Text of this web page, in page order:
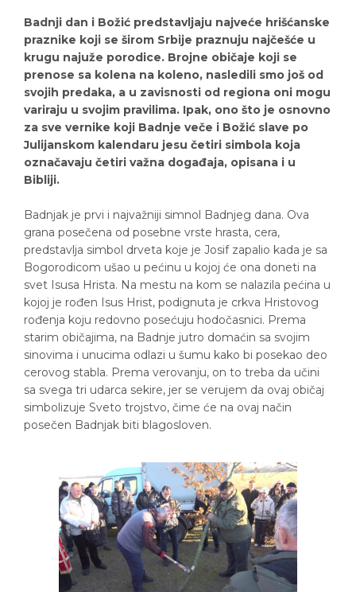
Badnji dan i Božić predstavljaju najveće hrišćanske
praznike koji se širom Srbije praznuju najčešće u
krugu najuže porodice. Brojne običaje koji se
prenose sa kolena na koleno, nasledili smo još od
svojih predaka, a u zavisnosti od regiona oni mogu
variraju u svojim pravilima. Ipak, ono što je osnovno
za sve vernike koji Badnje veče i Božić slave po
Julijanskom kalendaru jesu četiri simbola koja
označavaju četiri važna događaja, opisana i u
Bibliji.
Badnjak je prvi i najvažniji simnol Badnjeg dana. Ova
grana posečena od posebne vrste hrasta, cera,
predstavlja simbol drveta koje je Josif zapalio kada je sa
Bogorodicom ušao u pećinu u kojoj će ona doneti na
svet Isusa Hrista. Na mestu na kom se nalazila pećina u
kojoj je rođen Isus Hrist, podignuta je crkva Hristovog
rođenja koju redovno posećuju hodočasnici. Prema
starim običajima, na Badnje jutro domaćin sa svojim
sinovima i unucima odlazi u šumu kako bi posekao deo
cerovog stabla. Prema verovanju, on to treba da učini
sa svega tri udarca sekire, jer se verujem da ovaj običaj
simbolizuje Sveto trojstvo, čime će na ovaj način
posečen Badnjak biti blagosloven.